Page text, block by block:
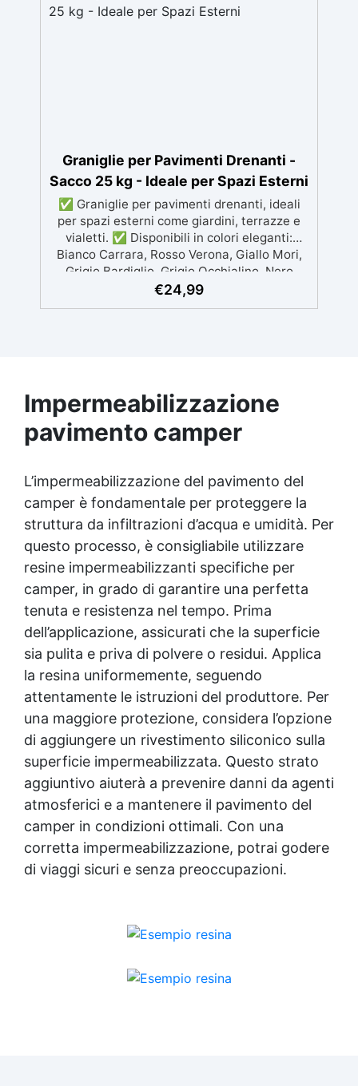
superfici con una spesa minima, evitando
costosi lavori di ripristino, in appena 24h ✅
Graniglie per Pavimenti Drenanti -
Sacco 25 kg - Ideale per Spazi Esterni
✅ Graniglie per pavimenti drenanti, ideali
per spazi esterni come giardini, terrazze e
vialetti. ✅ Disponibili in colori eleganti:
Bianco Carrara, Rosso Verona, Giallo Mori,
Grigio Bardiglio, Grigio Occhialino, Nero
Ebano, Rosa Pernice, Beige Botticino ✅
€24,99
Impermeabilizzazione
pavimento camper
L’impermeabilizzazione del pavimento del
camper è fondamentale per proteggere la
struttura da infiltrazioni d’acqua e umidità. Per
questo processo, è consigliabile utilizzare
resine impermeabilizzanti specifiche per
camper, in grado di garantire una perfetta
tenuta e resistenza nel tempo. Prima
dell’applicazione, assicurati che la superficie
sia pulita e priva di polvere o residui. Applica
la resina uniformemente, seguendo
attentamente le istruzioni del produttore. Per
una maggiore protezione, considera l’opzione
di aggiungere un rivestimento siliconico sulla
superficie impermeabilizzata. Questo strato
aggiuntivo aiuterà a prevenire danni da agenti
atmosferici e a mantenere il pavimento del
camper in condizioni ottimali. Con una
corretta impermeabilizzazione, potrai godere
di viaggi sicuri e senza preoccupazioni.